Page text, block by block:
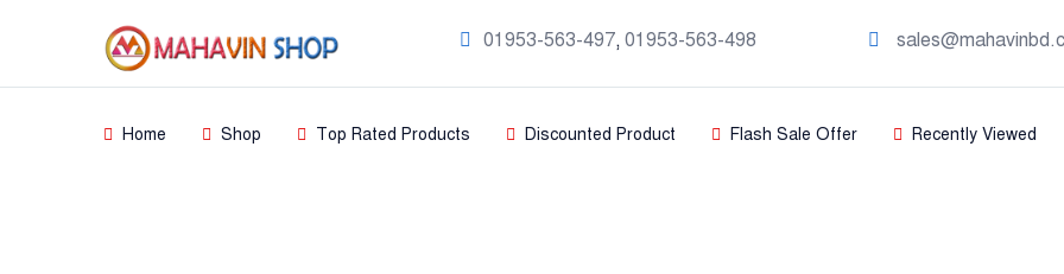
01953-563-497,01953-563-498
Home Shop Top Rated Products Discounted Product Flash Sale Offer Recently Viewed